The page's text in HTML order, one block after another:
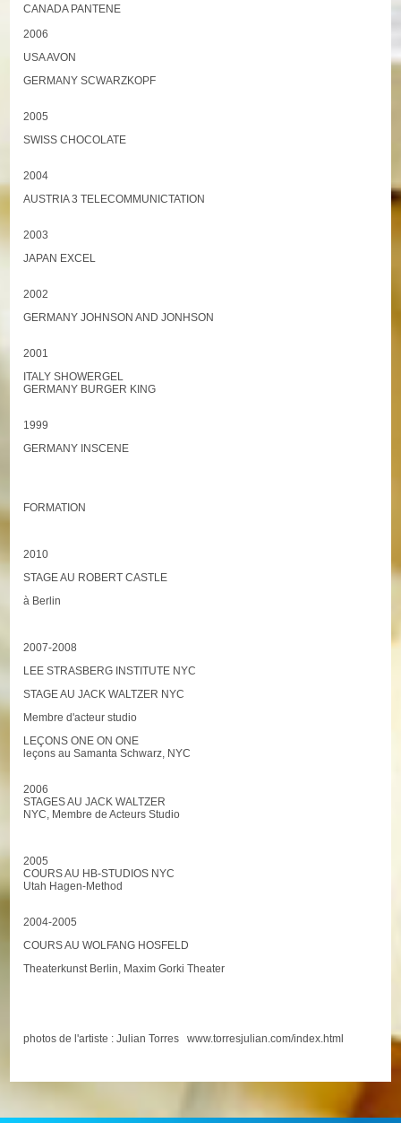
CANADA PANTENE
2006
USA AVON
GERMANY SCWARZKOPF
2005
SWISS CHOCOLATE
2004
AUSTRIA 3 TELECOMMUNICTATION
2003
JAPAN EXCEL
2002
GERMANY JOHNSON AND JONHSON
2001
ITALY SHOWERGEL
GERMANY BURGER KING
1999
GERMANY INSCENE
FORMATION
2010
STAGE AU ROBERT CASTLE
à Berlin
2007-2008
LEE STRASBERG INSTITUTE NYC
STAGE AU JACK WALTZER NYC
Membre d'acteur studio
LEÇONS ONE ON ONE
leçons au Samanta Schwarz, NYC
2006
STAGES AU JACK WALTZER
NYC, Membre de Acteurs Studio
2005
COURS AU HB-STUDIOS NYC
Utah Hagen-Method
2004-2005
COURS AU WOLFANG HOSFELD
Theaterkunst Berlin, Maxim Gorki Theater
photos de l'artiste : Julian Torres www.torresjulian.com/index.html